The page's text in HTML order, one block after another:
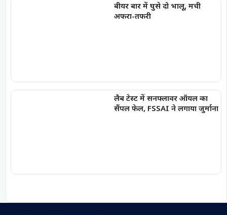
बीयर बार में घुसे दो भालू, मची
अफरा-तफरी
लैब टेस्ट में सनफ्लावर ऑयल का
सैंपल फेल, FSSAI ने लगाया जुर्माना